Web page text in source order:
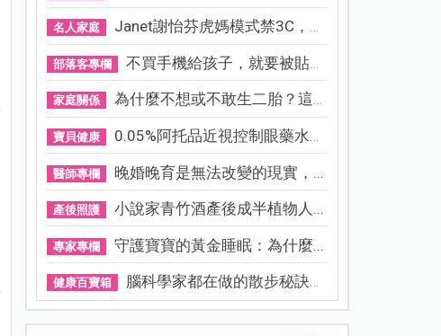
名人家庭 Janet謝怡芬虎媽模式禁3C，看...
部落客專欄 不買手機給孩子，就要被貼「...
家庭關係 為什麼不想或不敢生二胎？這8...
寶貝健康 0.05%阿托品近視控制眼藥水納...
醫師專欄 晚婚晚育是無法改變的現實，...
產後照護 小說家青竹酒產後成半植物人...
專家專欄 守護寶寶的黃金睡眠：為什麼...
健康百寶箱 腦科學家都在做的散步秘訣！...